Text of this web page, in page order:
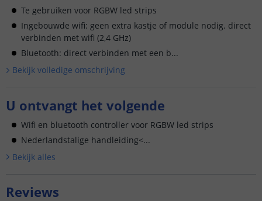
Te gebruiken voor RGBW led strips
Ingebouwde wifi: geen extra kastje of module nodig. direct
verbinden met wifi (2,4 GHz)
Bluetooth: direct verbinden met een b...
Bekijk volledige omschrijving
U ontvangt het volgende
Wifi en bluetooth controller voor RGBW led strips
Nederlandstalige handleiding<...
Bekijk alles
Reviews